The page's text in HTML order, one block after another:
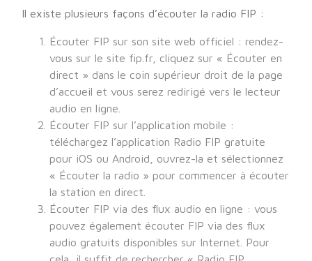
Il existe plusieurs façons d’écouter la radio FIP :
Écouter FIP sur son site web officiel : rendez-
vous sur le site fip.fr, cliquez sur « Écouter en
direct » dans le coin supérieur droit de la page
d’accueil et vous serez redirigé vers le lecteur
audio en ligne.
Écouter FIP sur l’application mobile :
téléchargez l’application Radio FIP gratuite
pour iOS ou Android, ouvrez-la et sélectionnez
« Écouter la radio » pour commencer à écouter
la station en direct.
Écouter FIP via des flux audio en ligne : vous
pouvez également écouter FIP via des flux
audio gratuits disponibles sur Internet. Pour